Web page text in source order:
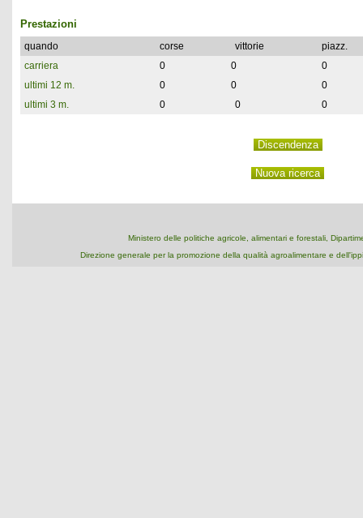
Prestazioni
quando corse vittorie
piazz.
carriera
0 0
0
ultimi 12 m.
0 0
0
ultimi 3 m.
0 0 0
Ministero delle politiche agricole, alimentari e forestali,
Direzione generale per la promozione della qualità agroalimentare e